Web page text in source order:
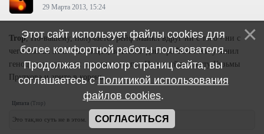
29 Марта 2013, 15:24
Trop, По-вашему, получается рейф Майкл вдруг ни с того - ни с
чего наехал на алтантийцев, захватил доктора Бекетта и учинил
геноцид на людских планетах и.т.п... Последуйте совету Кузьмы
Пруткова и зрите в корень.
Цитата Trop
Это так,но суть не в этом.
Этот сайт использует файлы cookies для
более комфортной работы пользователя.
Продолжая просмотр страниц сайта, вы
соглашаетесь сПолитикой использования
файлов cookies.
СОГЛАСИТЬСЯ